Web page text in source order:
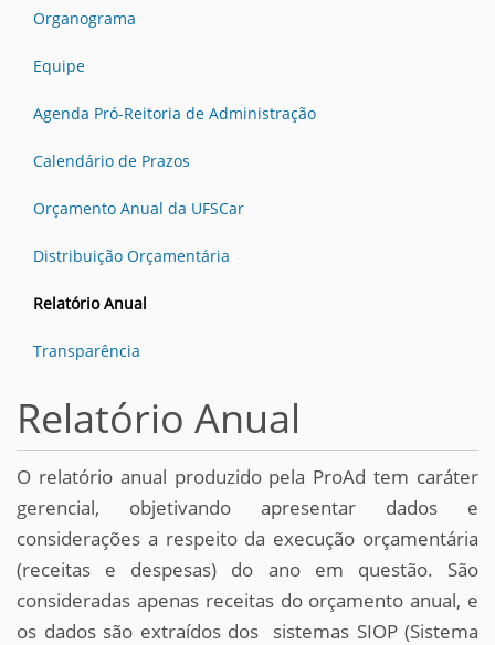
Organograma
Equipe
Agenda Pró-Reitoria de Administração
Calendário de Prazos
Orçamento Anual da UFSCar
Distribuição Orçamentária
Relatório Anual
Transparência
Relatório Anual
O relatório anual produzido pela ProAd tem caráter
gerencial, objetivando apresentar dados e
considerações a respeito da execução orçamentária
(receitas e despesas) do ano em questão. São
consideradas apenas receitas do orçamento anual, e
os dados são extraídos dos sistemas SIOP (Sistema